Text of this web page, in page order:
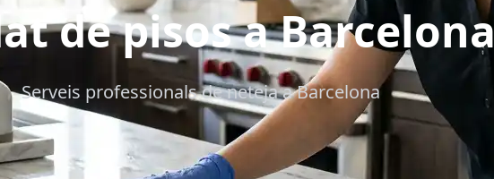
de pisos a Barcelona
Serveis professionals de neteja a Barcelona